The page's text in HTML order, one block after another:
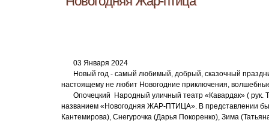
03 Января 2024
Новый год - самый любимый, добрый, сказочный
настоящему не любит Новогодние приключения,
Опочецкий Народный уличный театр «Кавардак» ( рук.
названием «Новогодняя ЖАР-ПТИЦА». В представлении
Кантемирова), Снегурочка (Дарья Покоренко), Зима